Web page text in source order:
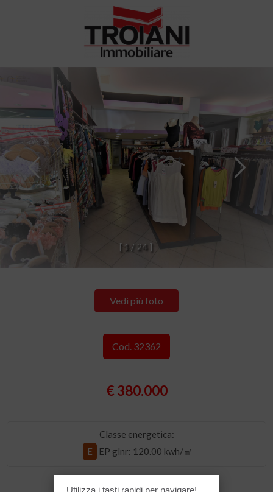
[ 1 / 24 ]
Vedi più foto
Cod. 32362
€ 380.000
Classe energetica:
E
EP glnr: 120.00 kwh/㎡
Utilizza i tasti rapidi per navigare!